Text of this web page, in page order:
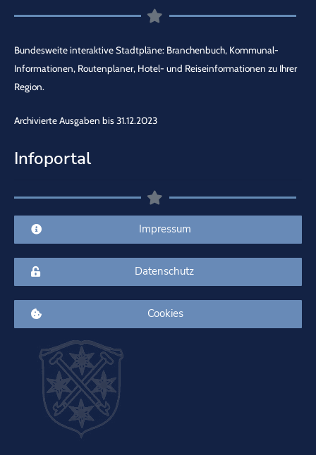
Bundesweite interaktive Stadtpläne: Branchenbuch, Kommunal-
Informationen, Routenplaner, Hotel- und Reiseinformationen zu Ihrer
Region.
Archivierte Ausgaben bis 31.12.2023
Infoportal
Impressum
Datenschutz
Cookies